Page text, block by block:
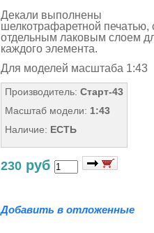
Декали выполнены
шелкотрафаретной печатью,
отдельным лаковым слоем
каждого элемента.
Для моделей масштаба 1:43
Производитель: Старт-43
Масштаб модели: 1:43
Наличие: ЕСТЬ
230 руб
Добавить в отложенные